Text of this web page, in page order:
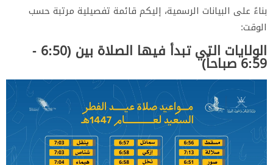
​بناءً على البيانات الرسمية، إليكم قائمة تفصيلية مرتبة حسب
الوقت:
​الولايات التي تبدأ فيها الصلاة بين (6:50 -
6:59 صباحاً)